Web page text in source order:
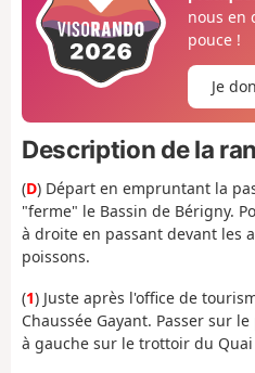
nous en
pouce !
Je
Description de la
(D) Départ en empruntant la
"ferme" le Bassin de Bérigny.
à droite en passant devant les
poissons.
(1) Juste après l'office de
Chaussée Gayant. Passer sur
à gauche sur le trottoir du